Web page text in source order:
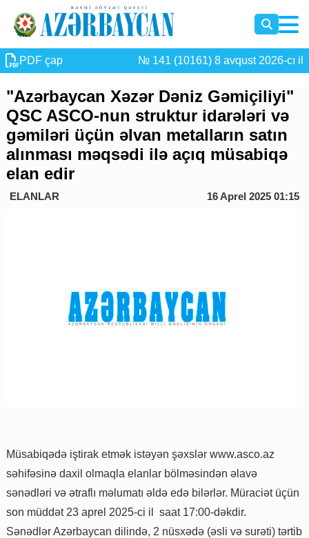
PDF çap № 141 (10161) 8 avqust 2026-cı il
"Azərbaycan Xəzər Dəniz Gəmiçiliyi"
QSC ASCO-nun struktur idarələri və
gəmiləri üçün əlvan metalların satın
alınması məqsədi ilə açıq müsabiqə
elan edir
ELANLAR 16 Aprel 2025 01:15
Müsabiqədə iştirak etmək istəyən şəxslər www.asco.az
səhifəsinə daxil olmaqla elanlar bölməsindən əlavə
sənədləri və ətraflı məlumatı əldə edə bilərlər. Müraciət üçün
son müddət 23 aprel 2025-ci il saat 17:00-dəkdir.
Sənədlər Azərbaycan dilində, 2 nüsxədə (əsli və surəti) tərtib